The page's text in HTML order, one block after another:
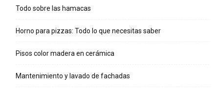
Todo sobre las hamacas
Horno para pizzas: Todo lo que necesitas saber
Pisos color madera en cerámica
Mantenimiento y lavado de fachadas